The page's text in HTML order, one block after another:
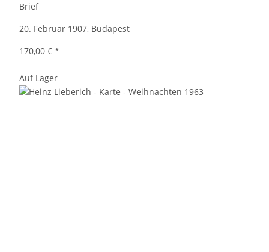
Brief
20. Februar 1907, Budapest
170,00 € *
Auf Lager